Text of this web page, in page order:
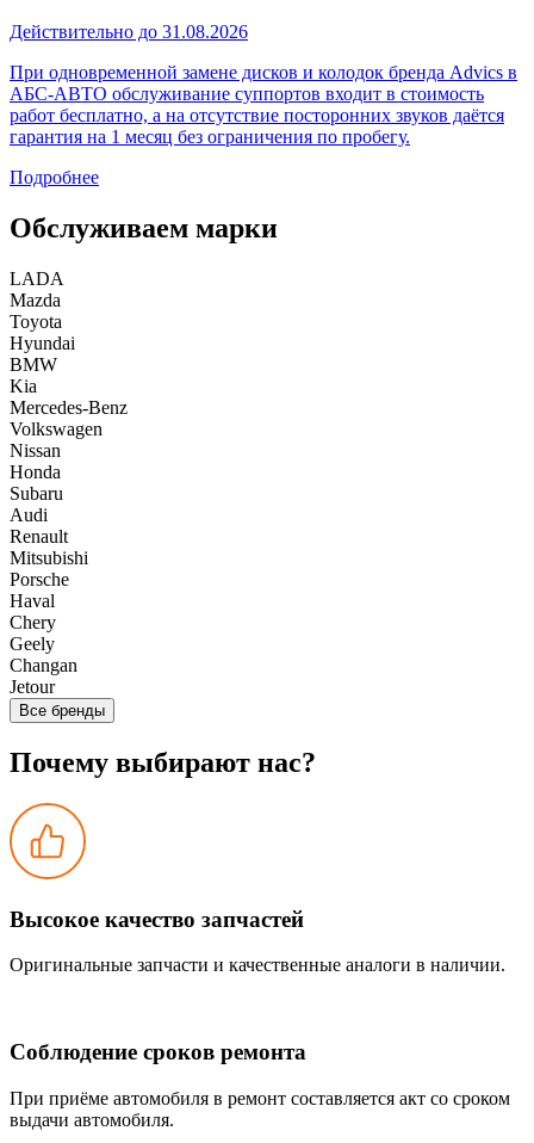
Действительно до 31.08.2026
При одновременной замене дисков и колодок бренда Advics в
АБС-АВТО обслуживание суппортов входит в стоимость
работ бесплатно, а на отсутствие посторонних звуков даётся
гарантия на 1 месяц без ограничения по пробегу.
Подробнее
Обслуживаем марки
LADA
Mazda
Toyota
Hyundai
BMW
Kia
Mercedes-Benz
Volkswagen
Nissan
Honda
Subaru
Audi
Renault
Mitsubishi
Porsche
Haval
Chery
Geely
Changan
Jetour
Все бренды
Почему выбирают нас?
Высокое качество запчастей
Оригинальные запчасти и качественные аналоги в наличии.
Соблюдение сроков ремонта
При приёме автомобиля в ремонт составляется акт со сроком
выдачи автомобиля.